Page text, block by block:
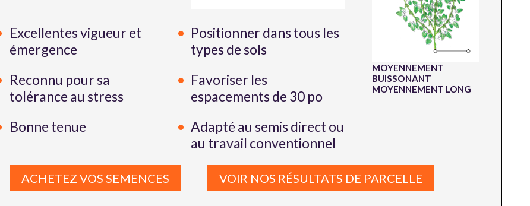
Excellentes vigueur et
émergence
Reconnu pour sa
tolérance au stress
Bonne tenue
Positionner dans tous les
types de sols
Favoriser les
espacements de 30 po
Adapté au semis direct ou
au travail conventionnel
MOYENNEMENT
BUISSONANT
MOYENNEMENT LONG
ACHETEZ VOS SEMENCES VOIR NOS RÉSULTATS DE PARCELLE